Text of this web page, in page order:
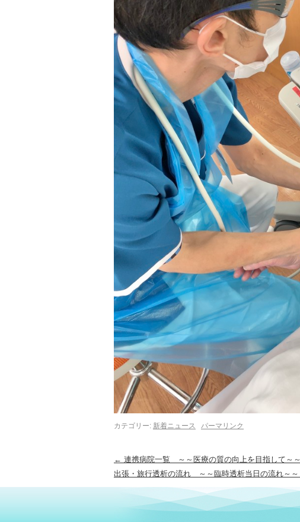
カテゴリー: 新着ニュース パーマリンク
← 連携病院一覧 ～～医療の質の向上を目指して～～
出張・旅行透析の流れ ～～臨時透析当日の流れ～～